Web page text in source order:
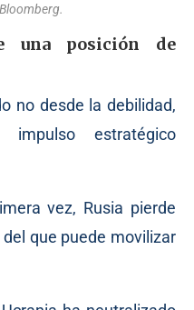
una posición de
no desde la debilidad,
estratégico
vez, Rusia pierde
que puede movilizar